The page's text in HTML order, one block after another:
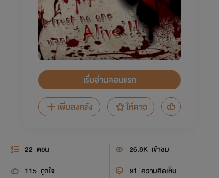
เริ่มอ่านตอนแรก
เพิ่มลงคลัง
ให้ดาว
22 ตอน 26.8K เข้าชม
115 ถูกใจ 91 ความคิดเห็น